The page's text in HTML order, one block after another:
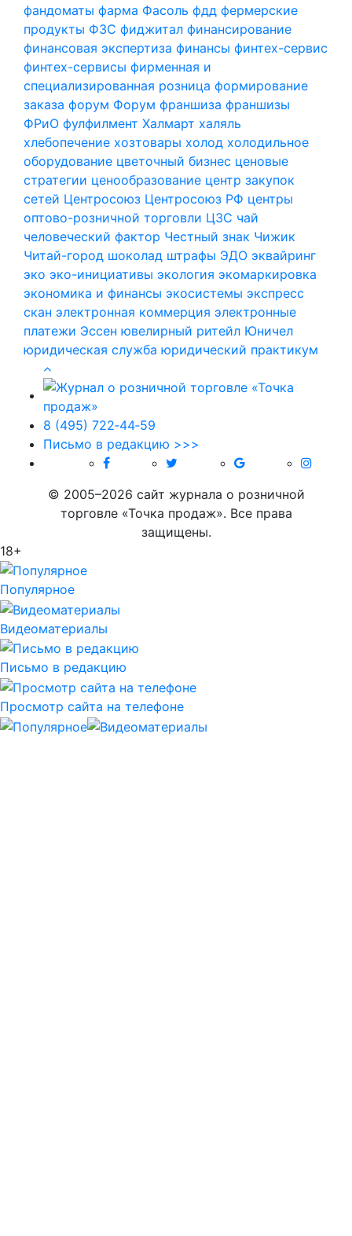
фандоматы фарма Фасоль фдд фермерские
продукты ФЗС фиджитал финансирование
финансовая экспертиза финансы финтех-сервис
финтех-сервисы фирменная и
специализированная розница формирование
заказа форум Форум франшиза франшизы
ФРиО фулфилмент Халмарт халяль
хлебопечение хозтовары холод холодильное
оборудование цветочный бизнес ценовые
стратегии ценообразование центр закупок
сетей Центросоюз Центросоюз РФ центры
оптово-розничной торговли ЦЗС чай
человеческий фактор Честный знак Чижик
Читай-город шоколад штрафы ЭДО эквайринг
эко эко-инициативы экология экомаркировка
экономика и финансы экосистемы экспресс
скан электронная коммерция электронные
платежи Эссен ювелирный ритейл Юничел
юридическая служба юридический практикум
8 (495) 722‑44‑59
Письмо в редакцию >>>
© 2005–2026 сайт журнала о розничной
торговле «Точка продаж». Все права
защищены.
18+
Популярное
Видеоматериалы
Письмо в редакцию
Просмотр сайта на телефоне